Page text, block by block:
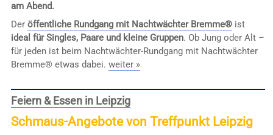
am Abend.
Der öffentliche Rundgang mit Nachtwächter Bremme®ist
ideal für Singles, Paare und kleine Gruppen. Ob Jung oder Alt –
für jeden ist beim Nachtwächter-Rundgang mit Nachtwächter
Bremme® etwas dabei. weiter »
Feiern & Essen in Leipzig
Schmaus-Angebote von Treffpunkt Leipzig